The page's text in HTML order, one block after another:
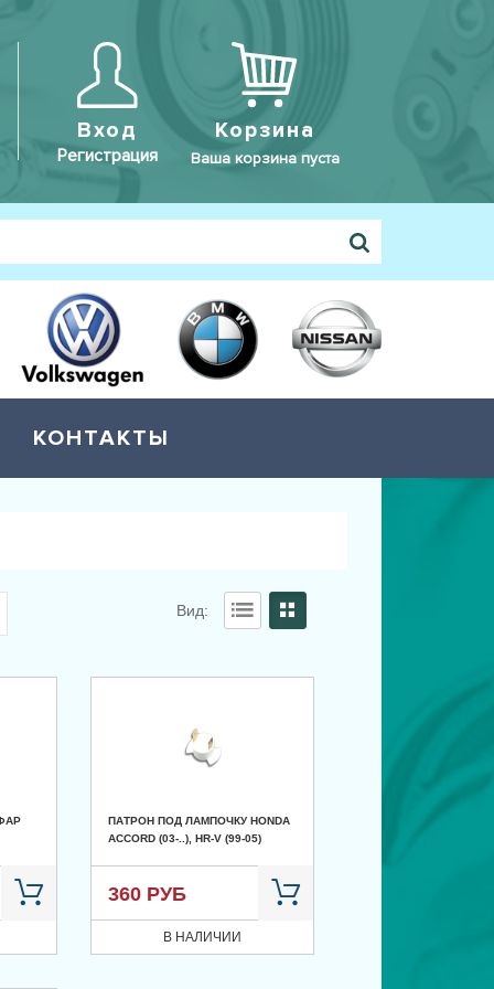
Вход
Регистрация
Корзина
Ваша корзина пуста
КОНТАКТЫ
Вид:
ПАТРОН ПОД ЛАМПОЧКУ HONDA
ACCORD (03-..), HR-V (99-05)
360 РУБ
В НАЛИЧИИ